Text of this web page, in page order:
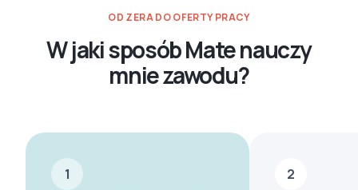
OD ZERA DO OFERTY PRACY
W jaki sposób Mate nauczy
mnie zawodu?
1
2